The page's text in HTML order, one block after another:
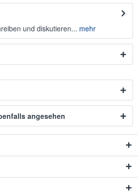
und diskutieren... mehr
angesehen